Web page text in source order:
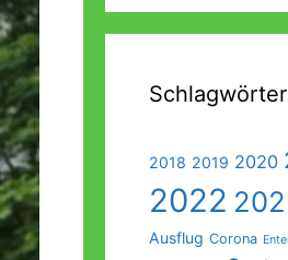
Schlagwörter
2018 2019 2020
2022
Ausflug Corona